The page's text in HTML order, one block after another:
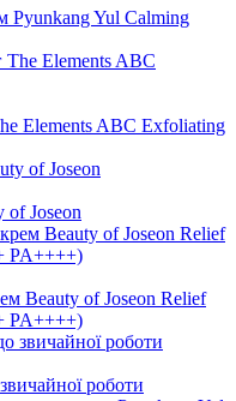
Pyunkang Yul Calming
Elements ABC Exfoliating
of Joseon
Beauty of Joseon Relief
PA++++)
роботи